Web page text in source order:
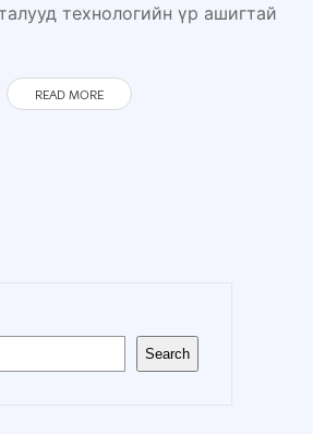
технологийн үр ашигтай
READ MORE
Search